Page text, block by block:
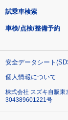
試乗車検索
車検/点検/整備予約
安全データシート
個人情報について
株式会社 スズキ自販東
304389601221号